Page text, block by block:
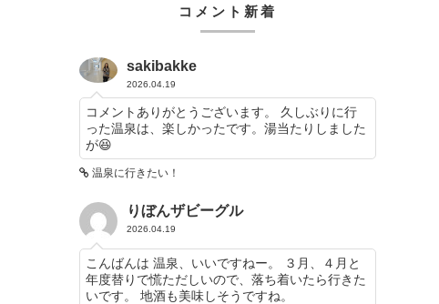
コメント新着
sakibakke
2026.04.19
コメントありがとうございます。 久しぶりに行
った温泉は、楽しかったです。湯当たりしました
が😆
温泉に行きたい！
りぼんザビーグル
2026.04.19
こんばんは 温泉、いいですねー。 ３月、４月と
年度替りで慌ただしいので、落ち着いたら行きた
いです。 地酒も美味しそうですね。